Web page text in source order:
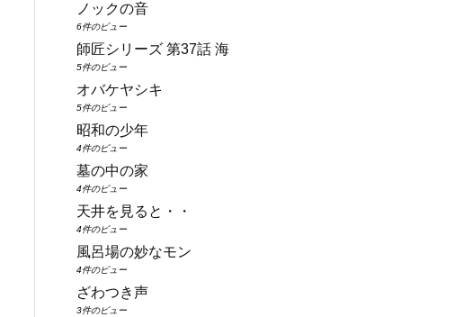
ノックの音
6件のビュー
師匠シリーズ 第37話 海
5件のビュー
オバケヤシキ
5件のビュー
昭和の少年
4件のビュー
墓の中の家
4件のビュー
天井を見ると・・
4件のビュー
風呂場の妙なモン
4件のビュー
ざわつき声
3件のビュー